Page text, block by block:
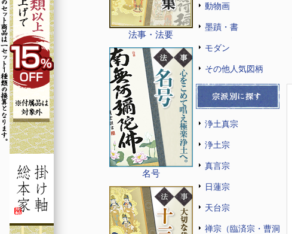
法事・法要
名号
動物画
墨蹟・書
モダン
その他人気図柄
浄土真宗
浄土宗
真言宗
日蓮宗
天台宗
禅宗（臨済宗・曹洞